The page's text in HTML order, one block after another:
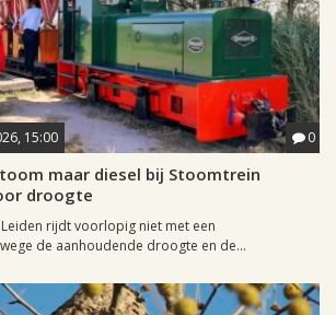
15:00 0
maar diesel bij Stoomtrein
droogte
rijdt voorlopig niet met een
de aanhoudende droogte en de...